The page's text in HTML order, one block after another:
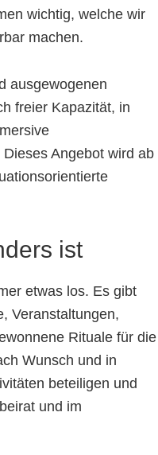
wichtig, welche wir
machen.
ausgewogenen
freier Kapazität, in
Angebot wird ab
ist
etwas los. Es gibt
Veranstaltungen,
Rituale für die
Wunsch und in
beteiligen und
und im